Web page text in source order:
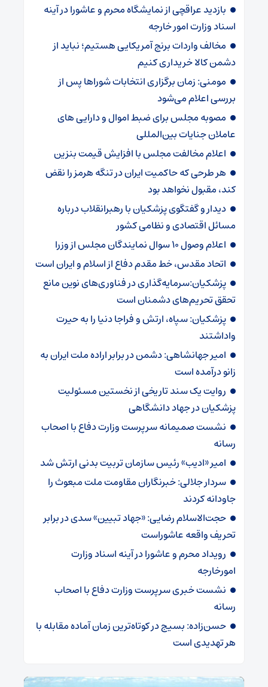
بازدید عراقچی از نمایشگاه محرم و عاشورا در آینه
اسناد وزارت امور خارجه
مخالف واردات برنج آمریکایی هستیم؛ نباید از
دشمن کالا خریداری کنیم
مومنی: زمان برگزاری انتخابات شوراها پس از
بررسی اعلام می‌شود
مصوبه مجلس برای ضبط اموال و دارایی های
عاملان جنایات بین‌المللی
اعلام مخالفت مجلس با افزایش قیمت بنزین
هر طرحی که حاکمیت ایران در تنگه هرمز را نقض
کند، مقبول نخواهد بود
دیدار و گفتگوی پزشکیان با رهبرانقلاب درباره
مسائل اقتصادی و نظامی کشور
اعلام وصول ۱۰ سوال نمایندگان مجلس از وزرا
اتحاد مقدس، خط مقدم دفاع از اسلام و ایران است
پزشکیان:سرمایه‌گذاری در فناوری‌های نوین مانع
تحقق تحریم‌های دشمنان است
پزشکیان: سپاه، ارتش و فراجا دنیا را به حیرت
واداشتند
امیر جهانشاهی: دشمن در برابر اراده ملت ایران به
زانو درآمده است
روایت یک سند تاریخی از نخستین مسئولیت
پزشکیان در جهاد دانشگاهی
نشست صمیمانه سرپرست وزارت دفاع با اصحاب
رسانه
امیر «ادیب» رئیس سازمان تربیت بدنی ارتش شد
سردار جلالی: خبرنگاران مقاومت ملت مبعوث را
جاودانه کردند
حجت‌الاسلام رضایی: «جهاد تبیین» سدی در برابر
تحریف واقعه عاشوراست
رویداد محرم و عاشورا در آینه اسناد وزارت
امورخارجه
نشست خبری سرپرست وزارت دفاع با اصحاب
رسانه
حسن‌زاده: بسیج در کوتاه‌ترین زمان آماده مقابله با
هر تهدیدی است